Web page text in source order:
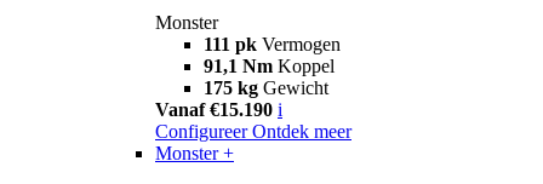
Monster
111 pk Vermogen
91,1 Nm Koppel
175 kg Gewicht
Vanaf €15.190 i
Configureer Ontdek meer
Monster +